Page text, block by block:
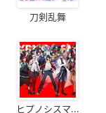
刀剣乱舞
ヒプノシスマ...